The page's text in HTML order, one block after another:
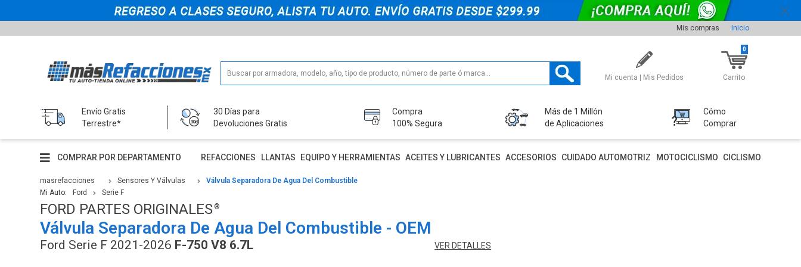
Mis compras Inicio
Mi cuenta | Mis Pedidos Carrito
0
Envío Gratis
Terrestre*
30 Días para
Devoluciones Gratis
Compra
100% Segura
Más de 1 Millón
de Aplicaciones
Cómo
Comprar
COMPRAR POR DEPARTAMENTO REFACCIONES LLANTAS EQUIPO Y HERRAMIENTAS ACEITES Y LUBRICANTES ACCESORIOS CUIDADO AUTOMOTRIZ MOTOCICLISMO CICLISMO
masrefacciones Sensores Y Válvulas
Válvula Separadora De Agua Del Combustible
Mi Auto:
Ford Serie F
FORD PARTES ORIGINALES
Válvula Separadora De Agua Del Combustible - OEM
Ford Serie F 2021-2026 F-750 V8 6.7L VER DETALLES